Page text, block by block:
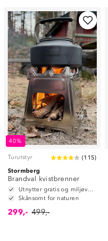
40%
Turutstyr (115)
Stormberg
Brandval kvistbrenner
Skånsomt for naturen
299,- 499,-